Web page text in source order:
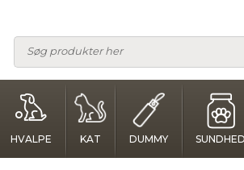
HVALPE KAT DUMMY SUNDHED